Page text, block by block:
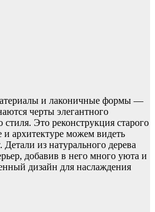
и лаконичные формы —
черты элегантного
стиля. Это реконструкция старого
и архитектуре можем видеть
из натурального дерева
добавив в него много уюта и
дизайн для наслаждения